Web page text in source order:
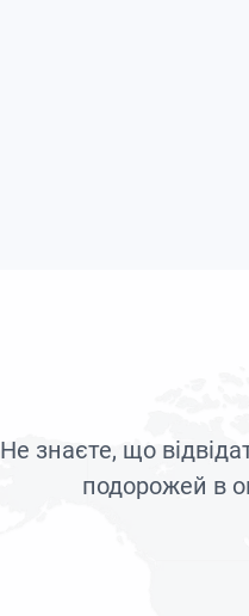
Не знаєте, що
подорожей в